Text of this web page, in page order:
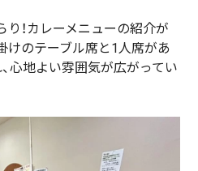
！カレーメニューの紹介が
けのテーブル席と1人席があ
心地よい雰囲気が広がってい